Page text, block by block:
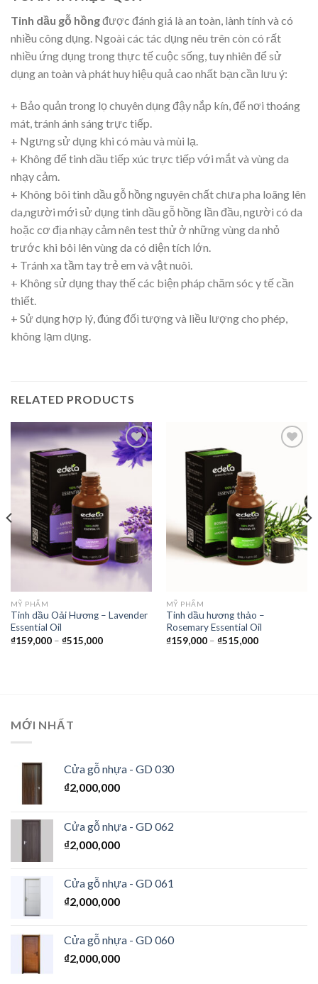
Tinh dầu gỗ hồngđược đánh giá là an toàn, lành tính và có
nhiều công dụng. Ngoài các tác dụng nêu trên còn có rất
nhiều ứng dụng trong thực tế cuộc sống, tuy nhiên để sử
dụng an toàn và phát huy hiệu quả cao nhất bạn cần lưu ý:
+ Bảo quản trong lọ chuyên dụng đậy nắp kín, để nơi thoáng
mát, tránh ánh sáng trực tiếp.
+ Ngưng sử dụng khi có màu và mùi lạ.
+ Không để tinh dầu tiếp xúc trực tiếp với mắt và vùng da
nhạy cảm.
+ Không bôi tinh dầu gỗ hồng nguyên chất chưa pha loãng lên
da,người mới sử dụng tinh dầu gỗ hồng lần đầu, người có da
hoặc cơ địa nhạy cảm nên test thử ở những vùng da nhỏ
trước khi bôi lên vùng da có diện tích lớn.
+ Tránh xa tầm tay trẻ em và vật nuôi.
+ Không sử dụng thay thế các biện pháp chăm sóc y tế cần
thiết.
+ Sử dụng hợp lý, đúng đối tượng và liều lượng cho phép,
không lạm dụng.
RELATED PRODUCTS
Thêm
vào
MỸ PHẨM
Tinh dầu Oải Hương – Lavender
Essential Oil
₫159,000– ₫515,000
MỸ PHẨM
Tinh dầu hương thảo –
Rosemary Essential Oil
₫159,000– ₫515,000
MỚI NHẤT
Cửa gỗ nhựa - GD 030
₫2,000,000
Cửa gỗ nhựa - GD 062
₫2,000,000
Cửa gỗ nhựa - GD 061
₫2,000,000
Cửa gỗ nhựa - GD 060
₫2,000,000